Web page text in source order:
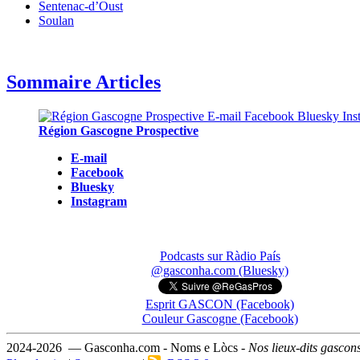
Sentenac-d’Oust
Soulan
Sommaire Articles
Région Gascogne Prospective
E-mail
Facebook
Bluesky
Instagram
Podcasts sur Ràdio País
@gasconha.com (Bluesky)
Esprit GASCON (Facebook)
Couleur Gascogne (Facebook)
2024-2026 — Gasconha.com - Noms e Lòcs - Nos lieux-dits